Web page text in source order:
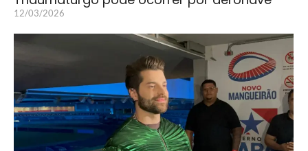
12/03/2026